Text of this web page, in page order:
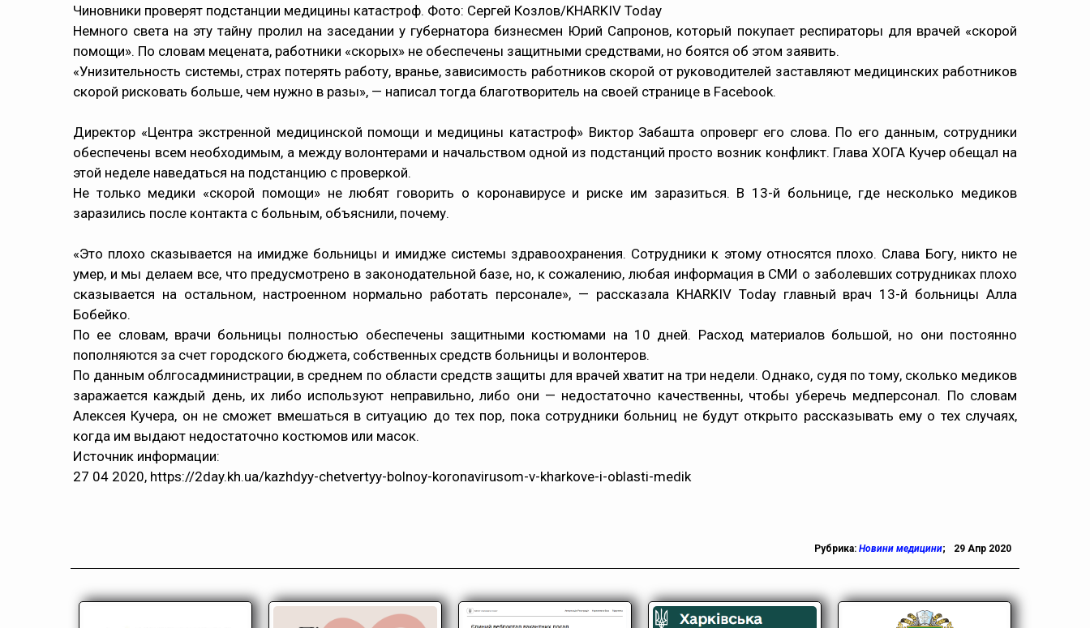
Чиновники проверят подстанции медицины катастроф. Фото: Cергей Козлов/KHARKIV Today
Немного света на эту тайну пролил на заседании у губернатора бизнесмен Юрий Сапронов, который покупает респираторы для врачей «скорой
помощи». По словам мецената, работники «скорых» не обеспечены защитными средствами, но боятся об этом заявить.
«Унизительность системы, страх потерять работу, вранье, зависимость работников скорой от руководителей заставляют медицинских работников
скорой рисковать больше, чем нужно в разы», — написал тогда благотворитель на своей странице в Facebook.
Директор «Центра экстренной медицинской помощи и медицины катастроф» Виктор Забашта опроверг его слова. По его данным, сотрудники
обеспечены всем необходимым, а между волонтерами и начальством одной из подстанций просто возник конфликт. Глава ХОГА Кучер обещал на
этой неделе наведаться на подстанцию с проверкой.
Не только медики «скорой помощи» не любят говорить о коронавирусе и риске им заразиться. В 13-й больнице, где несколько медиков
заразились после контакта с больным, объяснили, почему.
«Это плохо сказывается на имидже больницы и имидже системы здравоохранения. Сотрудники к этому относятся плохо. Слава Богу, никто не
умер, и мы делаем все, что предусмотрено в законодательной базе, но, к сожалению, любая информация в СМИ о заболевших сотрудниках плохо
сказывается на остальном, настроенном нормально работать персонале», — рассказала KHARKIV Today главный врач 13-й больницы Алла
Бобейко.
По ее словам, врачи больницы полностью обеспечены защитными костюмами на 10 дней. Расход материалов большой, но они постоянно
пополняются за счет городского бюджета, собственных средств больницы и волонтеров.
По данным облгосадминистрации, в среднем по области средств защиты для врачей хватит на три недели. Однако, судя по тому, сколько медиков
заражается каждый день, их либо используют неправильно, либо они — недостаточно качественны, чтобы уберечь медперсонал. По словам
Алексея Кучера, он не сможет вмешаться в ситуацию до тех пор, пока сотрудники больниц не будут открыто рассказывать ему о тех случаях,
когда им выдают недостаточно костюмов или масок.
Источник информации:
27 04 2020, https://2day.kh.ua/kazhdyy-chetvertyy-bolnoy-koronavirusom-v-kharkove-i-oblasti-medik
Рубрика: Новини медицини; 29 Апр 2020